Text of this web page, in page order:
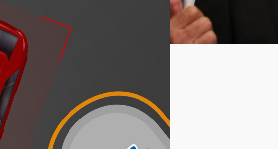
عند
الدو